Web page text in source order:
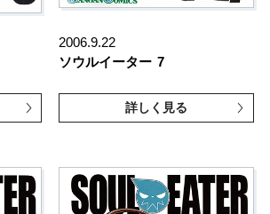
2006.9.22
ソウルイーター 7
詳しく見る